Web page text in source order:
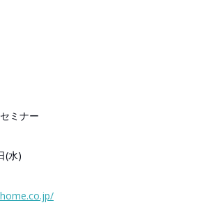
ミナー
(水)